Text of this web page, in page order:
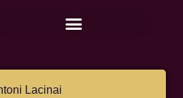
Lacinai